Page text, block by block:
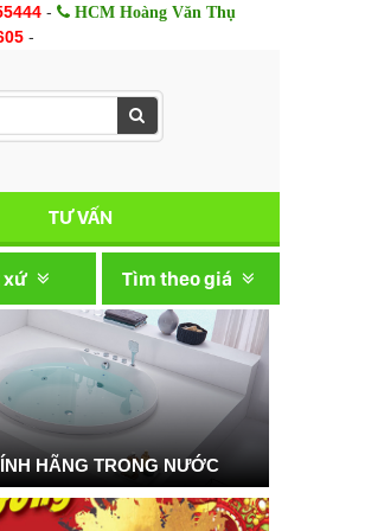
- HCM Hoàng Văn Thụ
-
TƯ VẤN
Tìm theo giá
xứ
HÃNG TRONG NƯỚC